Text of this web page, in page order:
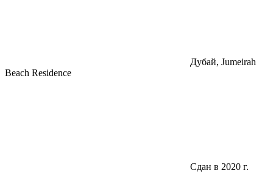
Дубай, Jumeirah
Beach Residence
Сдан в 2020 г.